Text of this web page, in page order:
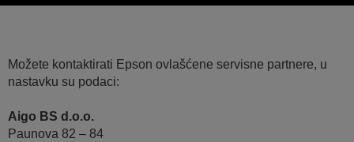
Možete kontaktirati Epson ovlašćene servisne partnere, u
nastavku su podaci:
Aigo BS d.o.o.
Paunova 82 – 84